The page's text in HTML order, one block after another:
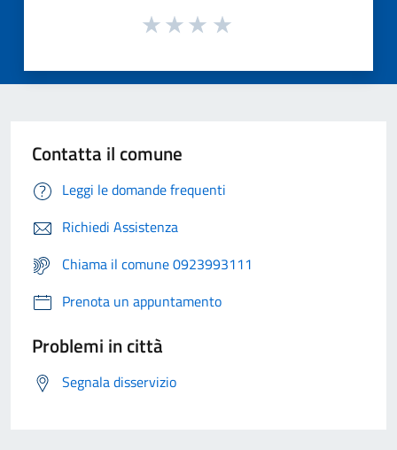
Contatta il comune
Leggi le domande frequenti
Richiedi Assistenza
Chiama il comune 0923993111
Prenota un appuntamento
Problemi in città
Segnala disservizio